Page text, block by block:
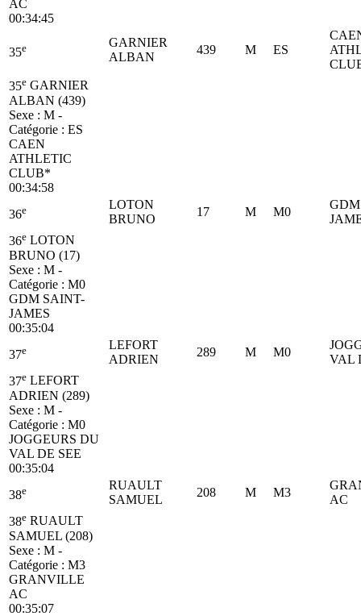
AC
00:34:45
35e
GARNIER
ALBAN
439 M ES
35e GARNIER
ALBAN (439)
Sexe : M -
Catégorie : ES
CAEN
ATHLETIC
CLUB*
00:34:58
36e
LOTON
BRUNO
17 M M0
36e LOTON
BRUNO (17)
Sexe : M -
Catégorie : M0
GDM SAINT-
JAMES
00:35:04
37e
LEFORT
ADRIEN
289 M M0
VAL
37e LEFORT
ADRIEN (289)
Sexe : M -
Catégorie : M0
JOGGEURS DU
VAL DE SEE
00:35:04
38e
RUAULT
SAMUEL
208 M M3
AC
38e RUAULT
SAMUEL (208)
Sexe : M -
Catégorie : M3
GRANVILLE
AC
00:35:07